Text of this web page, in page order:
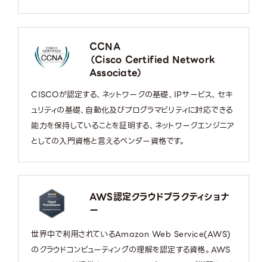
CCNA
（Cisco Certified Network
Associate）
CISCOが認定する、ネットワークの基礎、IPサービス、セキ
ュリティの基礎、自動化及びプログラマビリティに対応できる
能力を保持していることを証明する、ネットワークエンジニア
としての入門資格と言えるベンダー資格です。
AWS認定クラウドプラクティショナ
ー
世界中で利用されているAmazon Web Service(AWS)
のクラウドコンピューティングの理解を認定する資格。AWS